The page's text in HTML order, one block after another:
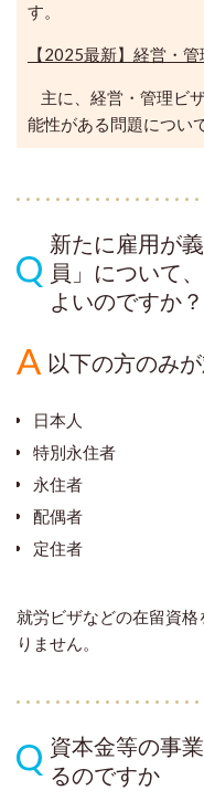
す。
【2025最新】経営・
主に、経営・管理ビ
能性がある問題につい
新たに雇用が
員」について
よいのですか？
以下の方のみ
日本人
特別永住者
永住者
配偶者
定住者
就労ビザなどの在留資
りません。
資本金等の事
るのですか